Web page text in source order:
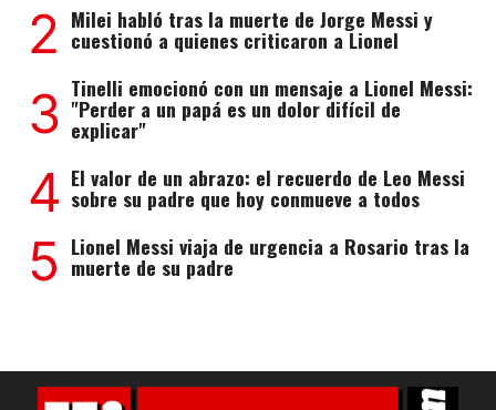
2 Milei habló tras la muerte de Jorge Messi y
cuestionó a quienes criticaron a Lionel
3 Tinelli emocionó con un mensaje a Lionel Messi:
"Perder a un papá es un dolor difícil de
explicar"
4 El valor de un abrazo: el recuerdo de Leo Messi
sobre su padre que hoy conmueve a todos
5 Lionel Messi viaja de urgencia a Rosario tras la
muerte de su padre